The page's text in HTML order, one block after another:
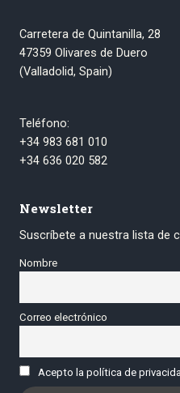
Carretera de Quintanilla, 28
47359 Olivares de Duero
(Valladolid, Spain)
Teléfono:
+34 983 681 010
+34 636 020 582
Newsletter
Suscríbete a nuestra lista de
Nombre
Correo electrónico
Acepto la política de